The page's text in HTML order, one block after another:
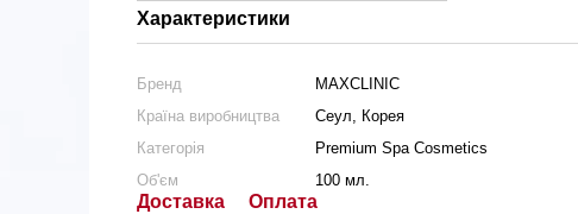
Характеристики
Бренд
MAXCLINIC
Країна виробництва
Сеул, Корея
Категорія
Premium Spa Cosmetics
Об'єм
100 мл.
Доставка Оплата